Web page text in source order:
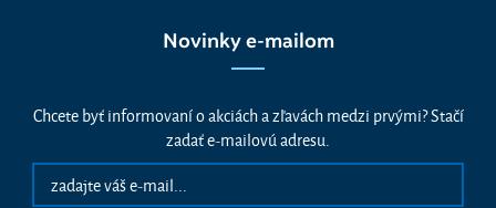
Novinky e-mailom
Chcete byť informovaní o akciách a zľavách medzi prvými? Stačí
zadať e-mailovú adresu.